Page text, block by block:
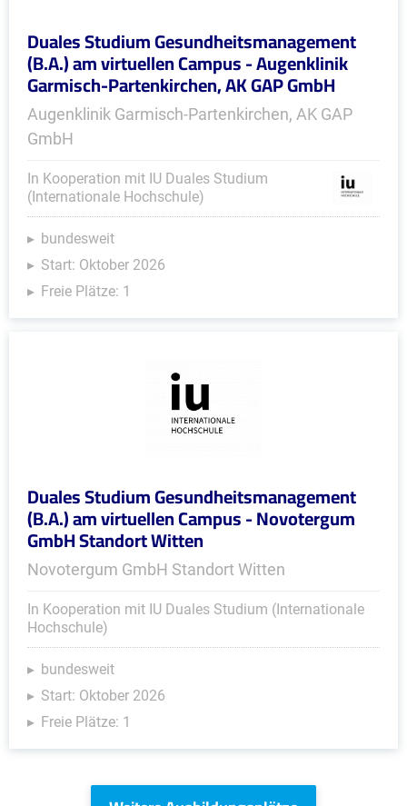
Duales Studium Gesundheitsmanagement
(B.A.) am virtuellen Campus - Augenklinik
Garmisch-Partenkirchen, AK GAP GmbH
Augenklinik Garmisch-Partenkirchen, AK GAP
GmbH
In Kooperation mit IU Duales Studium
(Internationale Hochschule)
bundesweit
Start: Oktober 2026
Freie Plätze: 1
Duales Studium Gesundheitsmanagement
(B.A.) am virtuellen Campus - Novotergum
GmbH Standort Witten
Novotergum GmbH Standort Witten
In Kooperation mit IU Duales Studium (Internationale
Hochschule)
bundesweit
Start: Oktober 2026
Freie Plätze: 1